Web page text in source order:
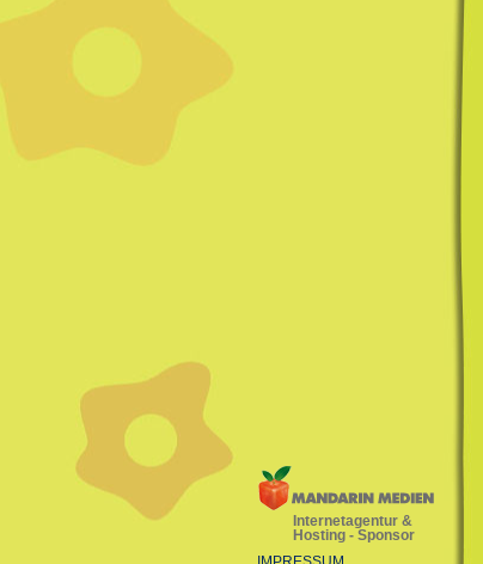
Internetagentur &
Hosting - Sponsor